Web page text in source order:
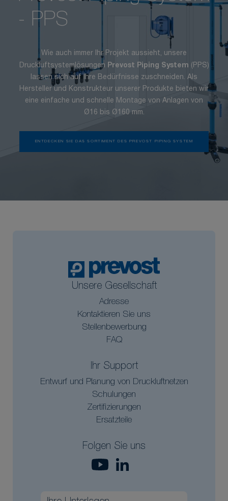
- PPS
Wie auch immer Ihr Projekt aussieht, unsere
Druckluftsystemlösungen
Prevost Piping System (PPS)
lassen sich auf Ihre Bedürfnisse zuschneiden. Als
Hersteller und Konstrukteur unserer Produkte bieten wir
eine einfache und schnelle Montage von Anlagen von
Ø16 bis Ø160 mm.
ENTDECKEN SIE DAS SORTIMENT DES PREVOST PIPING SYSTEM
Unsere Gesellschaft
Adresse
Kontaktieren Sie uns
Stellenbewerbung
FAQ
Ihr Support
Entwurf und Planung von Druckluftnetzen
Schulungen
Zertifizierungen
Ersatzteile
Folgen Sie uns